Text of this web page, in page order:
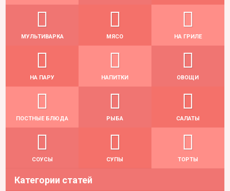
МУЛЬТИВАРКА МЯСО НА ГРИЛЕ
НА ПАРУ НАПИТКИ ОВОЩИ
ПОСТНЫЕ БЛЮДА РЫБА САЛАТЫ
СОУСЫ СУПЫ ТОРТЫ
Категории статей